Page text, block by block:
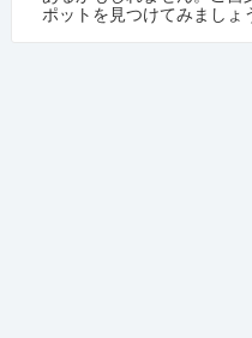
ポットを見つけてみましょ